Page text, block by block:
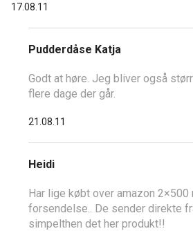
17.08.11
Pudderdåse Katja
Godt at høre. Jeg bliver også
flere dage der går.
21.08.11
Heidi
Har lige købt over amazon
forsendelse.. De sender direkte
simpelthen det her produkt!!